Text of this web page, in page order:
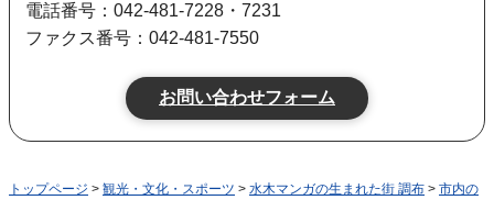
電話番号：042-481-7228・7231
ファクス番号：042-481-7550
トップページ > 観光・文化・スポーツ > 水木マンガの生まれた街 調布 > 市内の